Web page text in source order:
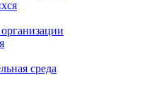
среда